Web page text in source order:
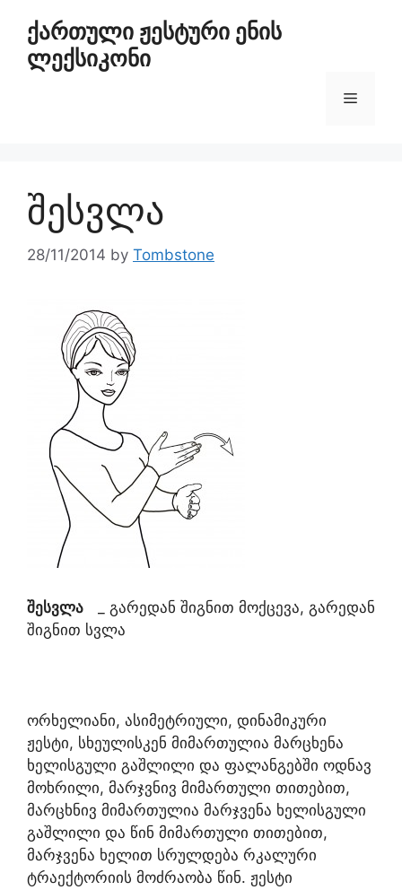
ქართული ჟესტური ენის
ლექსიკონი
შესვლა
28/11/2014 by Tombstone
შესვლა
_ გარედან შიგნით მოქცევა, გარედან
შიგნით სვლა
ორხელიანი, ასიმეტრიული, დინამიკური
ჟესტი, სხეულისკენ მიმართულია მარცხენა
ხელისგული გაშლილი და ფალანგებში ოდნავ
მოხრილი, მარჯვნივ მიმართული თითებით,
მარცხნივ მიმართულია მარჯვენა ხელისგული
გაშლილი და წინ მიმართული თითებით,
მარჯვენა ხელით სრულდება რკალური
ტრაექტორიის მოძრაობა წინ. ჟესტი